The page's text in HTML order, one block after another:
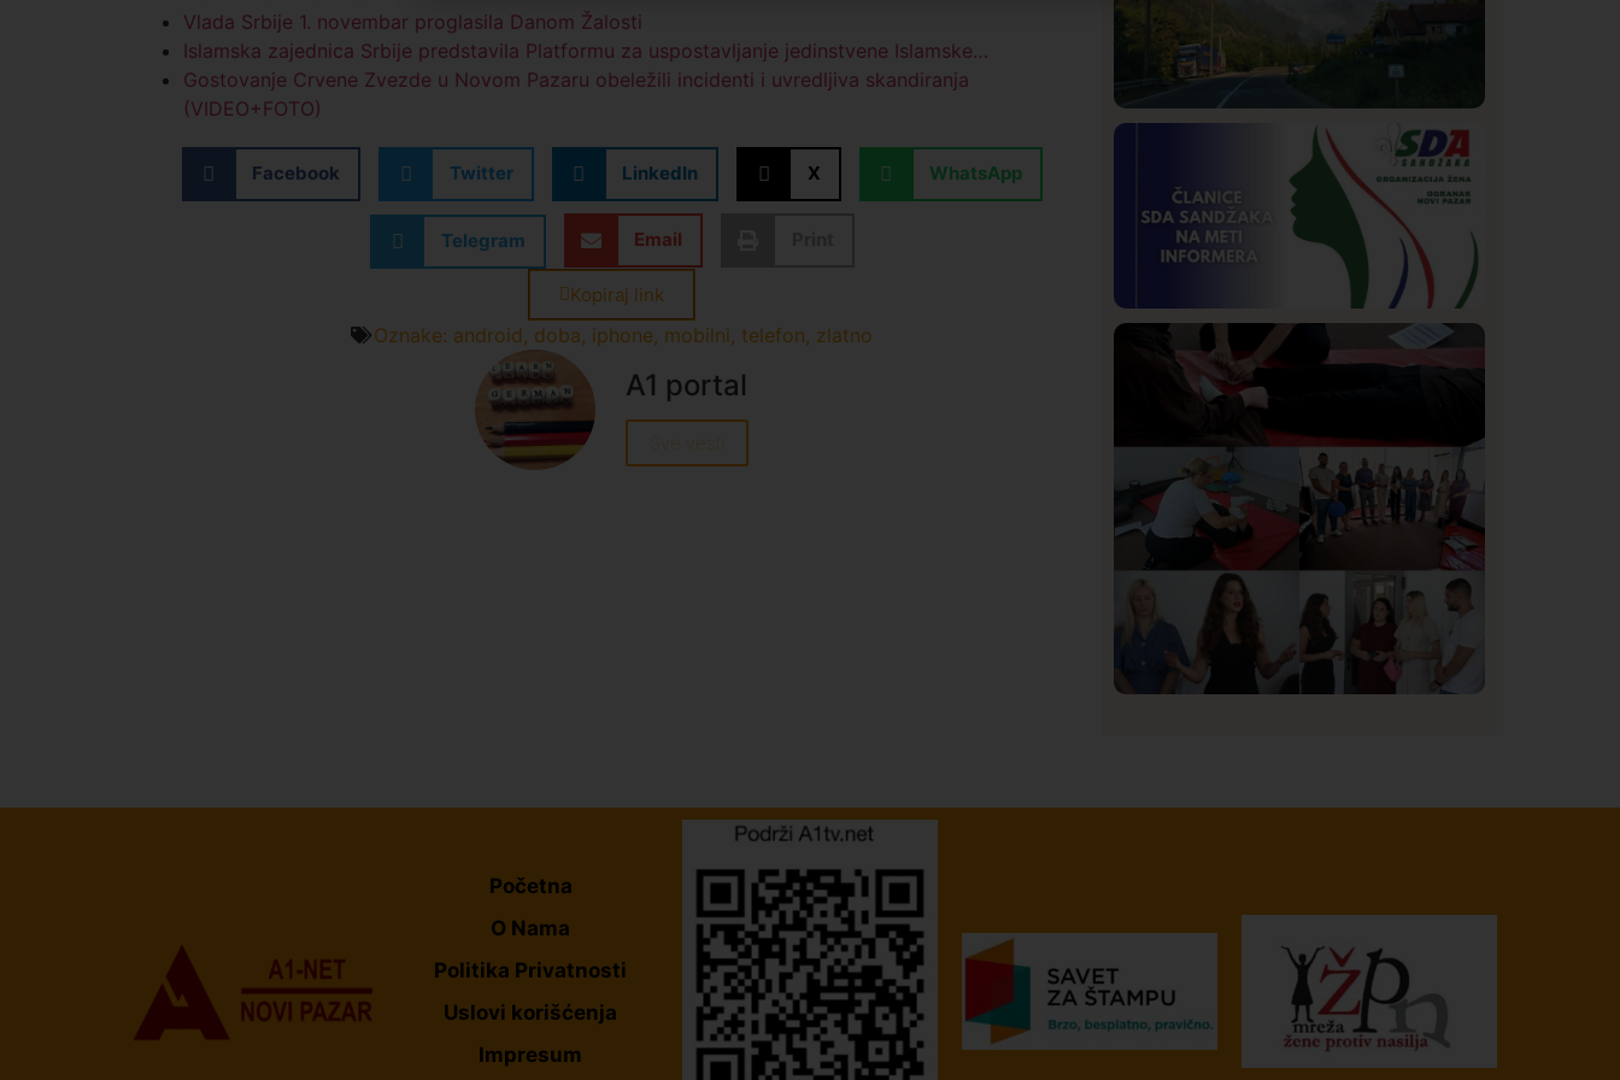
Vlada Srbije 1. novembar proglasila Danom Žalosti
Islamska zajednica Srbije predstavila Platformu za uspostavljanje jedinstvene Islamske…
Gostovanje Crvene Zvezde u Novom Pazaru obeležili incidenti i uvredljiva skandiranja
(VIDEO+FOTO)
Facebook Twitter LinkedIn X WhatsApp
Telegram Email
Kopiraj link
Oznake: android, doba, iphone, mobilni, telefon, zlatno
A1 portal
Sve vesti
Požar od Magliča do Ušća, brda u
plamenu – vatrogasci na terenu
Politika 170
Organizacija žena SDA Sandžaka osudila
tekst Informera o Anisi Fetahović i Adeli
izazovima
Početna
O Nama
Politika Privatnosti
Uslovi korišćenja
Impresum